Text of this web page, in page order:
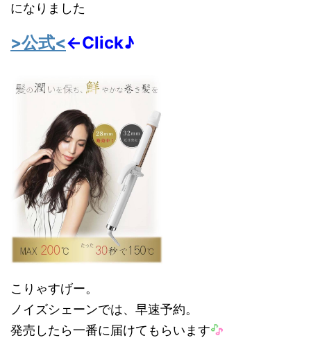
になりました
>公式<←Click♪
こりゃすげー。
ノイズシェーンでは、早速予約。
発売したら一番に届けてもらいます